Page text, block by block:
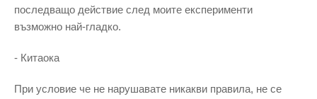
последващо действие след моите експерименти
възможно най-гладко.
- Китаока
При условие че не нарушавате никакви правила, не се